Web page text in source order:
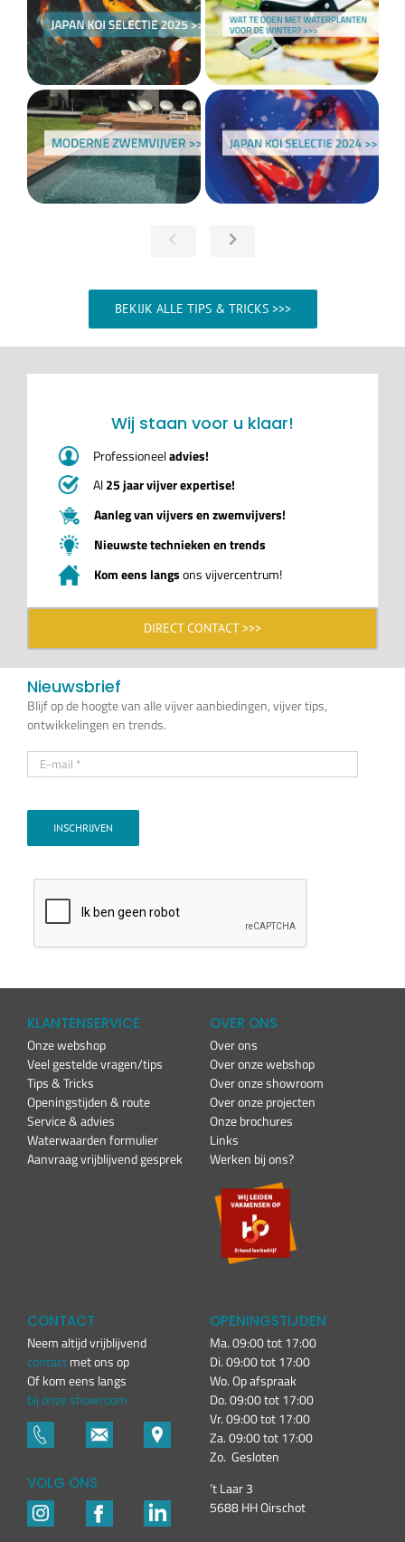
BEKIJK ALLE TIPS & TRICKS >>>
Wij staan voor u klaar!
Professioneeladvies!
Al25 jaar vijver expertise!
Aanleg van vijvers en zwemvijvers!
Nieuwste technieken en trends
Kom eens langsons vijvercentrum!
DIRECT CONTACT >>>
Nieuwsbrief
Blijf op de hoogte van alle vijver aanbiedingen, vijver tips,
ontwikkelingen en trends.
INSCHRIJVEN
KLANTENSERVICE
Onze webshop
Veel gestelde vragen/tips
Tips & Tricks
Openingstijden & route
Service & advies
Waterwaarden formulier
Aanvraag vrijblijvend gesprek
OVER ONS
Over ons
Over onze webshop
Over onze showroom
Over onze projecten
Onze brochures
Links
Werken bij ons?
CONTACT
Neem altijd vrijblijvend
contactmet ons op
Of kom eens langs
bij onze showroom
VOLG ONS
OPENINGSTIJDEN
Ma. 09:00 tot 17:00
Di. 09:00 tot 17:00
Wo. Op afspraak
Do. 09:00 tot 17:00
Vr. 09:00 tot 17:00
Za. 09:00 tot 17:00
Zo. Gesloten
’t Laar 3
5688 HH Oirschot